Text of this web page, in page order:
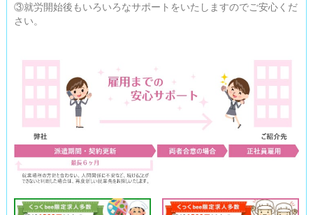
			4. 当社が取得した個人情報の第三者への業務委託
的を達成するために、第三者へ業務委託することはありません。
			5. 当社が取得した個人情報の第三者への提供につ
			当社は、次の場合を除いて、個人情報を第三者に
提供することはありません。
			・法令に基づき必要な場合
			・人の生命、身体および財産等を保護するために
緊急の必要性がある場合
ために特に必要がある場合であって、本人の同意を得ることが困
③就労開始後もいろいろなサポートをいたしますのでご安心くだ
さい。